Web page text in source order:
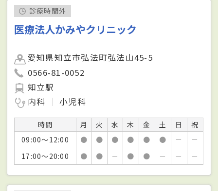
診療時間外
医療法人かみやクリニック
愛知県知立市弘法町弘法山45-5
0566-81-0052
知立駅
内科
小児科
時間 月 火 水 木 金 土 日
祝
09:00～12:00
● ● ● ● ● ● －
－
17:00～20:00
● ● － ● ● － － －